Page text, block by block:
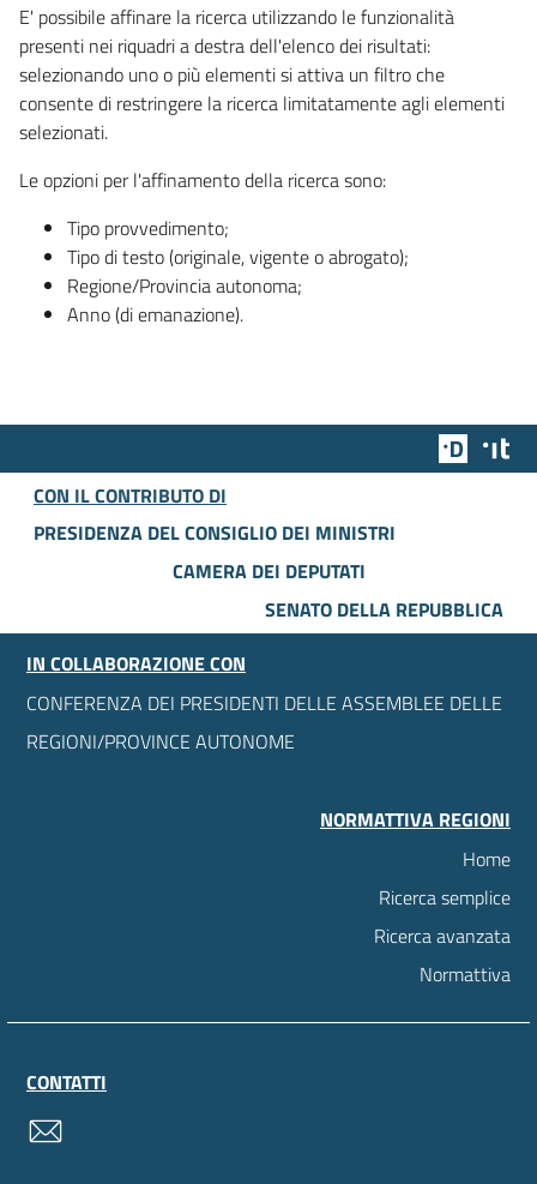
E' possibile affinare la ricerca utilizzando le funzionalità
presenti nei riquadri a destra dell'elenco dei risultati:
selezionando uno o più elementi si attiva un filtro che
consente di restringere la ricerca limitatamente agli elementi
selezionati.
Le opzioni per l'affinamento della ricerca sono:
Tipo provvedimento;
Tipo di testo (originale, vigente o abrogato);
Regione/Provincia autonoma;
Anno (di emanazione).
Team
CON IL CONTRIBUTO DI
PRESIDENZA DEL CONSIGLIO DEI MINISTRI
CAMERA DEI DEPUTATI
SENATO DELLA REPUBBLICA
IN COLLABORAZIONE CON
CONFERENZA DEI PRESIDENTI DELLE ASSEMBLEE DELLE
REGIONI/PROVINCE AUTONOME
NORMATTIVA REGIONI
Home
Ricerca semplice
Ricerca avanzata
Normattiva
CONTATTI